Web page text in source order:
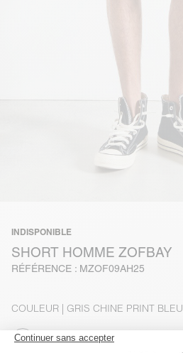
INDISPONIBLE
SHORT HOMME ZOFBAY
RÉFÉRENCE : MZOF09AH25
COULEUR | GRIS CHINE PRINT BLEU